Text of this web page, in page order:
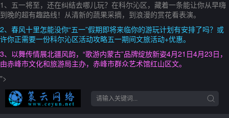
1、五一将至，还在纠结去哪儿玩？在科尔沁区，藏着一条能让你从早嗨
到晚的超有趣路线！从清新的蔬果采摘，到浪漫的赏花看表演。
2、春风十里怎能没你“五一”假期即将来临你的游玩计划有安排了吗？或
许你正需要一份科尔沁区活动攻略五一期间文旅活动+优惠。
3、以舞传情展北疆风韵，“歌游内蒙古”品牌绽放新姿4月21日4月23日，
由赤峰市文化和旅游局主办，赤峰市群众艺术馆红山区文。
">